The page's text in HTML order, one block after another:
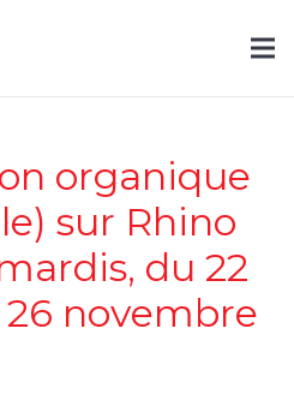
organique
sur Rhino
du 22
novembre